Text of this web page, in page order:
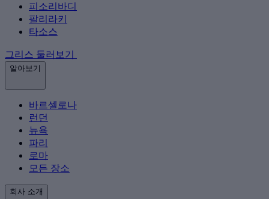
피소리바디
팔리라키
타소스
그리스 둘러보기
알아보기
바르셀로나
런던
뉴욕
파리
로마
모든 장소
회사 소개